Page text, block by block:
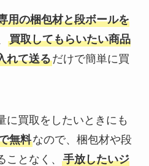
用の梱包材と段ボールを
買取してもらいたい商品
れて送るだけで簡単に買
に買取をしたいときにも
無料なので、梱包材や段
となく、 手放したいジ